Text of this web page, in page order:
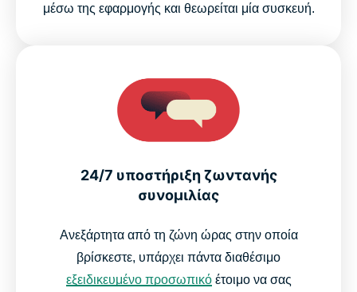
μέσω της εφαρμογής και θεωρείται μία συσκευή.
24/7 υποστήριξη ζωντανής
συνομιλίας
Ανεξάρτητα από τη ζώνη ώρας στην οποία
βρίσκεστε, υπάρχει πάντα διαθέσιμο
εξειδικευμένο προσωπικόέτοιμο να σας